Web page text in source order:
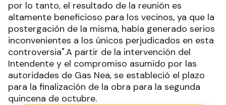
por lo tanto, el resultado de la reunión es
altamente beneficioso para los vecinos, ya que la
postergación de la misma, había generado serios
inconvenientes a los únicos perjudicados en esta
controversia".A partir de la intervención del
Intendente y el compromiso asumido por las
autoridades de Gas Nea, se estableció el plazo
para la finalización de la obra para la segunda
quincena de octubre.